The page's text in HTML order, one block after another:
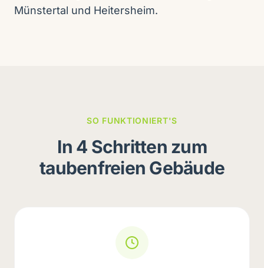
Münstertal und Heitersheim.
SO FUNKTIONIERT'S
In 4 Schritten zum
taubenfreien Gebäude